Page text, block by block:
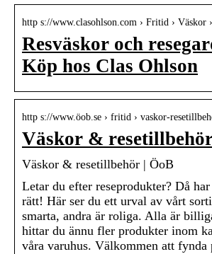
http s://www.clasohlson.com › Fritid › Väskor
Resväskor och
Köp hos Clas Ohlson
http s://www.öob.se › fritid › vaskor-
Väskor &
Väskor & resetillbehör | ÖoB
Letar du efter reseprodukter? Då
rätt! Här ser du ett urval av vårt
smarta, andra är roliga. Alla är
hittar du ännu fler produkter inom
våra varuhus. Välkommen att fynda